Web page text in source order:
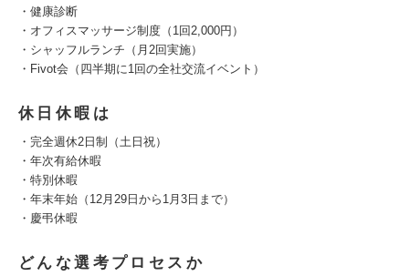
・健康診断
・オフィスマッサージ制度（1回2,000円）
・シャッフルランチ（月2回実施）
・Fivot会（四半期に1回の全社交流イベント）
休日休暇は
・完全週休2日制（土日祝）
・年次有給休暇
・特別休暇
・年末年始（12月29日から1月3日まで）
・慶弔休暇
どんな選考プロセスか